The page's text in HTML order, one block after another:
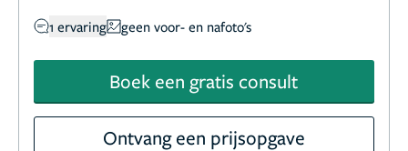
1 ervaring geen voor- en nafoto's
Boek een gratis consult
Ontvang een prijsopgave